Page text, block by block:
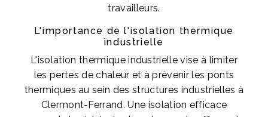
travailleurs.
L'importance de l'isolation thermique
industrielle
L'isolation thermique industrielle vise à limiter
les pertes de chaleur et à prévenir les ponts
thermiques au sein des structures industrielles à
Clermont-Ferrand. Une isolation efficace